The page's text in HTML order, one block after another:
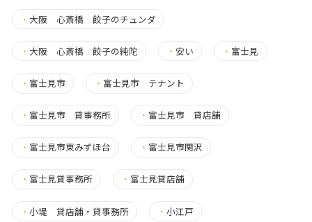
・ 大阪 心斎橋 餃子のチュンダ
・ 大阪 心斎橋 餃子の純陀 ・安い ・ 富士見
・ 富士見市 ・ 富士見市 テナント
・ 富士見市 貸事務所 ・ 富士見市 貸店舗
・ 富士見市東みずほ台 ・ 富士見市関沢
・ 富士見貸事務所 ・ 富士見貸店舗
・ 小堤 貸店舗・貸事務所 ・小江戸